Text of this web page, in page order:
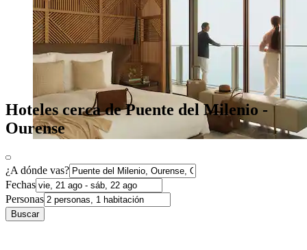
Hoteles cerca de Puente del Milenio -
Ourense
¿A dónde vas?
Fechas
Personas
Buscar